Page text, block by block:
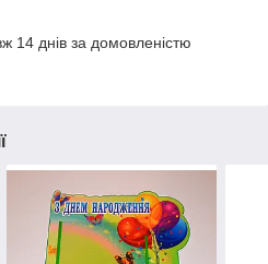
14 днів за домовленістю